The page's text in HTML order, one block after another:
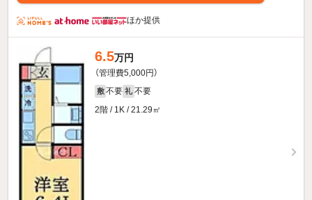
ほか提供
6.5万円
（管理費5,000円）
敷 不要 礼 不要
2階 / 1K / 21.29㎡